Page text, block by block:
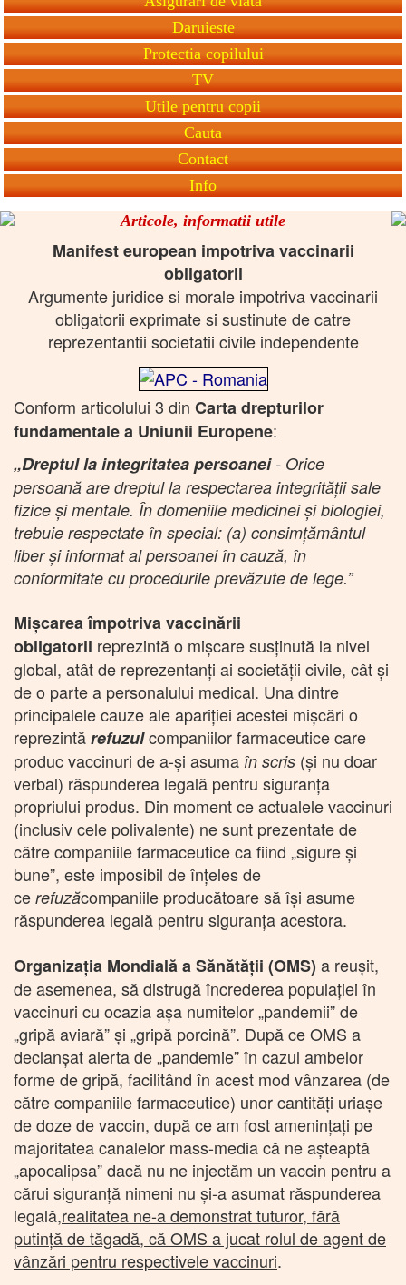
Daruieste
Protectia copilului
TV
Utile pentru copii
Cauta
Contact
Info
Articole, informatii utile
Manifest european impotriva vaccinarii
obligatorii
Argumente juridice si morale impotriva vaccinarii
obligatorii exprimate si sustinute de catre
reprezentantii societatii civile independente
Conform articolului 3 din Carta drepturilor
fundamentale a Uniunii Europene:
„Dreptul la integritatea persoanei- Orice
persoană are dreptul la respectarea integrității sale
fizice și mentale. În domeniile medicinei și biologiei,
trebuie respectate în special: (a) consimțământul
liber și informat al persoanei în cauză, în
conformitate cu procedurile prevăzute de lege.”
Mişcarea împotriva vaccinării
obligatorii reprezintă o mişcare susţinută la nivel
global, atât de reprezentanţi ai societăţii civile, cât şi
de o parte a personalului medical. Una dintre
principalele cauze ale apariţiei acestei mişcări o
reprezintărefuzulcompaniilor farmaceutice care
produc vaccinuri de a-şi asuma în scris (şi nu doar
verbal) răspunderea legală pentru siguranţa
propriului produs. Din moment ce actualele vaccinuri
(inclusiv cele polivalente) ne sunt prezentate de
către companiile farmaceutice ca fiind „sigure şi
bune”, este imposibil de înţeles de
ce refuzăcompaniile producătoare să îşi asume
răspunderea legală pentru siguranţa acestora.
Organizaţia Mondială a Sănătăţii (OMS) a reuşit,
de asemenea, să distrugă încrederea populaţiei în
vaccinuri cu ocazia aşa numitelor „pandemii” de
„gripă aviară” şi „gripă porcină”. După ce OMS a
declanşat alerta de „pandemie” în cazul ambelor
forme de gripă, facilitând în acest mod vânzarea (de
către companiile farmaceutice) unor cantităţi uriaşe
de doze de vaccin, după ce am fost ameninţaţi pe
majoritatea canalelor mass-media că ne aşteaptă
„apocalipsa” dacă nu ne injectăm un vaccin pentru a
cărui siguranţă nimeni nu şi-a asumat răspunderea
legală,realitatea ne-a demonstrat tuturor, fără
putinţă de tăgadă, că OMS a jucat rolul de agent de
vânzări pentru respectivele vaccinuri.